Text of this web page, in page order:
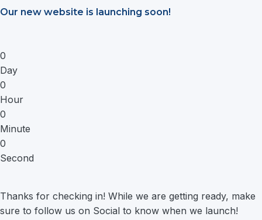
Saltar
Our new website is launching soon!
0
Day
0
Hour
0
Minute
0
Second
Thanks for checking in! While we are getting ready, make
sure to follow us on Social to know when we launch!